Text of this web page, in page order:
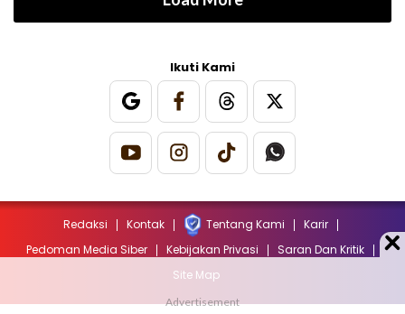
Ikuti Kami
Redaksi Kontak Tentang Kami
Karir
Pedoman Media Siber
Kebijakan Privasi
Saran Dan Kritik
Site Map